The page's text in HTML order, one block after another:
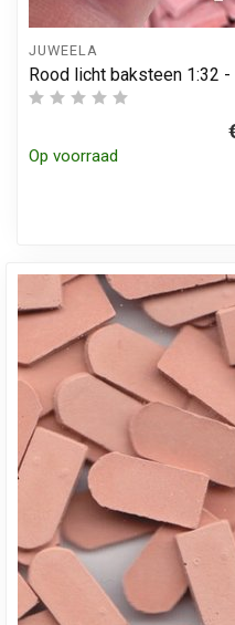
JUWEELA
Rood licht baksteen 1:32
Op voorraad